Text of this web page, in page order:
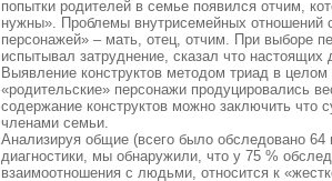
попытки родителей в семье появился отчим,
нужны». Проблемы внутрисемейных отношений
персонажей» – мать, отец, отчим. При выборе
испытывал затруднение, сказал что настоящих
Выявление конструктов методом триад в
«родительские» персонажи продуцировались
содержание конструктов можно заключить
членами семьи.
Анализируя общие (всего было обследовано
диагностики, мы обнаружили, что у 75 %
взаимоотношения с людьми, относится к